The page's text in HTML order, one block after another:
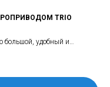
TRIO
большой, удобный и